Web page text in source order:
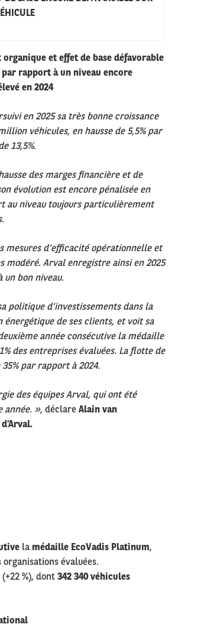
ÉHICULE
et effet de base défavorable
rapport à un niveau encore
en 2024
en 2025 sa très bonne croissance
véhicules, en hausse de 5,5% par
13,5%.
des marges financière et de
évolution est encore pénalisée en
au niveau toujours particulièrement
mesures d’efficacité opérationnelle et
Arval enregistre ainsi en 2025
un bon niveau.
politique d’investissements dans la
énergétique de ses clients, et voit sa
année consécutive la médaille
des entreprises évaluées. La flotte de
par rapportà 2024.
des équipes Arval, qui ont été
année. », déclare Alain van
la médaille EcoVadis Platinum,
évaluées.
(+22 %), dont 342 340 véhicules